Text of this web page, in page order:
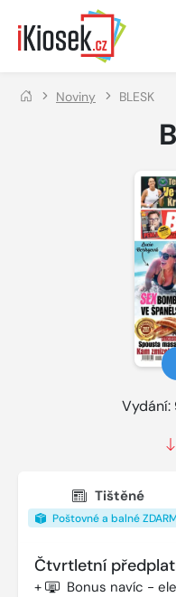
Přejít na hlavní obsah
Noviny BLESK
Vydání:
Tištěné
Poštovné a balné
Čtvrtletní
+ Bonus navíc -